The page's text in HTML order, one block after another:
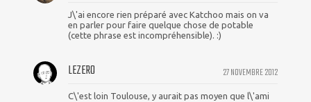
J\'ai encore rien préparé avec Katchoo mais on va
en parler pour faire quelque chose de potable
(cette phrase est incompréhensible). :)
27 NOVEMBRE 2012
LEZERO
C\'est loin Toulouse, y aurait pas moyen que l\'ami